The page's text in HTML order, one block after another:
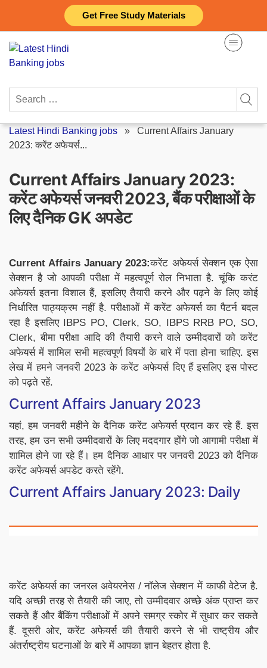
Get Free Study Materials
content
Search
Latest Hindi Banking jobs » Current Affairs January
2023: करेंट अफेयर्स...
Current Affairs January 2023:
करेंट अफेयर्स जनवरी 2023, बैंक परीक्षाओं के
लिए दैनिक GK अपडेट
Current Affairs January 2023:करेंट अफेयर्स सेक्शन एक ऐसा
सेक्शन है जो आपकी परीक्षा में महत्वपूर्ण रोल निभाता है. चूंकि करंट
अफेयर्स इतना विशाल हैं, इसलिए तैयारी करने और पढ़ने के लिए कोई
निर्धारित पाठ्यक्रम नहीं है. परीक्षाओं में करेंट अफेयर्स का पैटर्न बदल
रहा है इसलिए IBPS PO, Clerk, SO, IBPS RRB PO, SO,
Clerk, बीमा परीक्षा आदि की तैयारी करने वाले उम्मीदवारों को करेंट
अफेयर्स में शामिल सभी महत्वपूर्ण विषयों के बारे में पता होना चाहिए. इस
लेख में हमने जनवरी 2023 के करेंट अफेयर्स दिए हैं इसलिए इस पोस्ट
को पढ़ते रहें.
Current Affairs January 2023
यहां, हम जनवरी महीने के दैनिक करेंट अफेयर्स प्रदान कर रहे हैं. इस
तरह, हम उन सभी उम्मीदवारों के लिए मददगार होंगे जो आगामी परीक्षा में
शामिल होने जा रहे हैं। हम दैनिक आधार पर जनवरी 2023 को दैनिक
करेंट अफेयर्स अपडेट करते रहेंगे.
Current Affairs January 2023: Daily
करेंट अफेयर्स का जनरल अवेयरनेस / नॉलेज सेक्शन में काफी वेटेज है.
यदि अच्छी तरह से तैयारी की जाए, तो उम्मीदवार अच्छे अंक प्राप्त कर
सकते हैं और बैंकिंग परीक्षाओं में अपने समग्र स्कोर में सुधार कर सकते
हैं. दूसरी ओर, करेंट अफेयर्स की तैयारी करने से भी राष्ट्रीय और
अंतर्राष्ट्रीय घटनाओं के बारे में आपका ज्ञान बेहतर होता है.